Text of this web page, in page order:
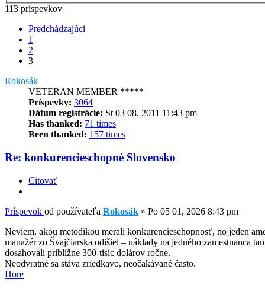
113 príspevkov
Predchádzajúci
1
2
3
Rokosák
VETERAN MEMBER *****
Príspevky: 3064
Dátum registrácie: St 03 08, 2011 11:43 pm
Has thanked: 71 times
Been thanked: 157 times
Re: konkurencieschopné Slovensko
Citovať
Príspevok od používateľa Rokosák » Po 05 01, 2026 8:43 pm
Neviem, akou metodikou merali konkurencieschopnosť, no jeden
manažér zo Švajčiarska odišiel – náklady na jedného zamestnanca
dosahovali približne 300-tisíc dolárov ročne.
Neodvratné sa stáva zriedkavo, neočakávané často.
Hore